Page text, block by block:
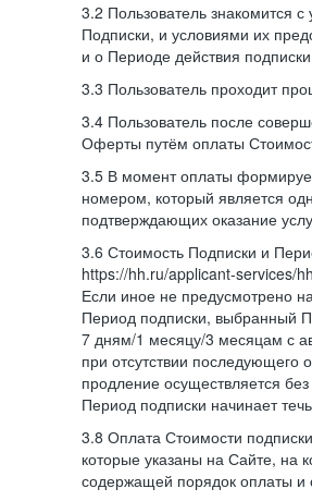
3.2 Пользователь знакомится
Подписки, и условиями их
и о Периоде действия
3.3 Пользователь проходит
3.4 Пользователь после
Оферты путём оплаты
3.5 В момент оплаты
номером, который является
подтверждающих оказание
3.6 Стоимость Подписки и
https://hh.ru/applicant-services/
Если иное не предусмотрено
Период подписки, выбранный
7 дням/1 месяцу/3 месяцам с
при отсутствии последующего
продление осуществляется
Период подписки начинает
3.8 Оплата Стоимости
которые указаны на Сайте, на
содержащей порядок оплаты и